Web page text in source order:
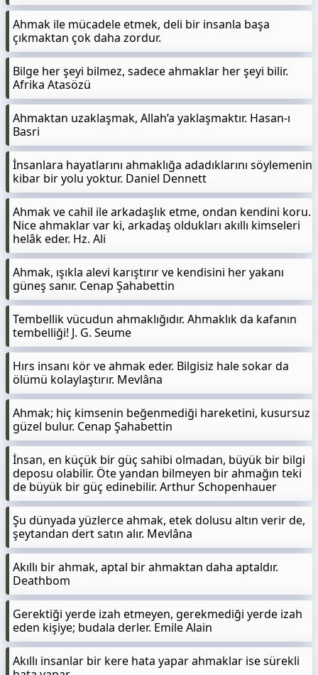
Ahmak ile mücadele etmek, deli bir insanla başa
çıkmaktan çok daha zordur.
Bilge her şeyi bilmez, sadece ahmaklar her şeyi bilir.
Afrika Atasözü
Ahmaktan uzaklaşmak, Allah’a yaklaşmaktır. Hasan-ı
Basri
İnsanlara hayatlarını ahmaklığa adadıklarını söylemenin
kibar bir yolu yoktur. Daniel Dennett
Ahmak ve cahil ile arkadaşlık etme, ondan kendini koru.
Nice ahmaklar var ki, arkadaş oldukları akıllı kimseleri
helâk eder. Hz. Ali
Ahmak, ışıkla alevi karıştırır ve kendisini her yakanı
güneş sanır. Cenap Şahabettin
Tembellik vücudun ahmaklığıdır. Ahmaklık da kafanın
tembelliği! J. G. Seume
Hırs insanı kör ve ahmak eder. Bilgisiz hale sokar da
ölümü kolaylaştırır. Mevlâna
Ahmak; hiç kimsenin beğenmediği hareketini, kusursuz
güzel bulur. Cenap Şahabettin
İnsan, en küçük bir güç sahibi olmadan, büyük bir bilgi
deposu olabilir. Öte yandan bilmeyen bir ahmağın teki
de büyük bir güç edinebilir. Arthur Schopenhauer
Şu dünyada yüzlerce ahmak, etek dolusu altın verir de,
şeytandan dert satın alır. Mevlâna
Akıllı bir ahmak, aptal bir ahmaktan daha aptaldır.
Deathbom
Gerektiği yerde izah etmeyen, gerekmediği yerde izah
eden kişiye; budala derler. Emile Alain
Akıllı insanlar bir kere hata yapar ahmaklar ise sürekli